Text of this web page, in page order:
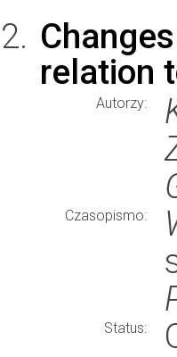
relation
Autorzy:
Czasopismo:
Status: